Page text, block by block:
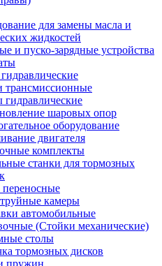
для замены масла и
жидкостей
и пуско-зарядные устройства
трансмиссионные
гидравлические
шаровых опор
оборудование
двигателя
комплекты
станки для тормозных
камеры
автомобильные
(Стойки механические)
столы
тормозных дисков
пружин